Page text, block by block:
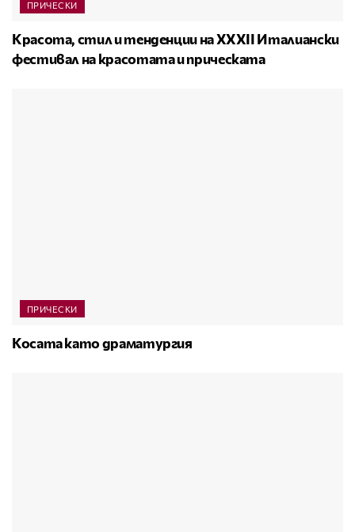
ПРИЧЕСКИ
Красота, стил и тенденции на XXXII Италиански
фестивал на красотата и прическата
ПРИЧЕСКИ
Косата като драматургия